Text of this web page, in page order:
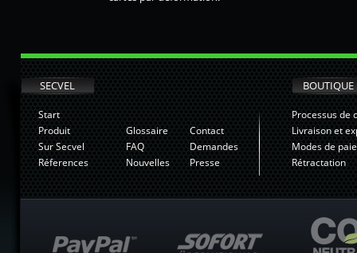
SECVEL
Start
Produit
Sur Secvel
Réferences
Glossaire
FAQ
Nouvelles
Contact
Demandes
Presse
BOUTIQUE
Processus de
Livraison et
Modes de
Rétractation